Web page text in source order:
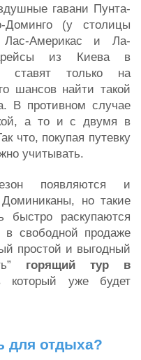
гавани Пунта-
(у столицы
Лас-Америкас и Ла-
из Киева в
ставят только на
шансов найти такой
В противном случае
а то и с двумя в
что, покупая путевку
учитывать.
появляются и
но такие
быстро раскупаются
в свободной продаже
простой и выгодный
горящий тур в
уже будет
для отдыха?